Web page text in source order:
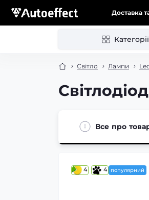
Доставка
Категорії
Світло Лампи
Все про
4 4 популярний